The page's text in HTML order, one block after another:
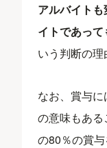
アルバイト
イトであっ
いう判断の理
なお、賞与
の意味もあ
の80％の賞